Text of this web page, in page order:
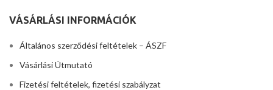
VÁSÁRLÁSI INFORMÁCIÓK
Általános szerződési feltételek – ÁSZF
Vásárlási Útmutató
Fizetési feltételek, fizetési szabályzat